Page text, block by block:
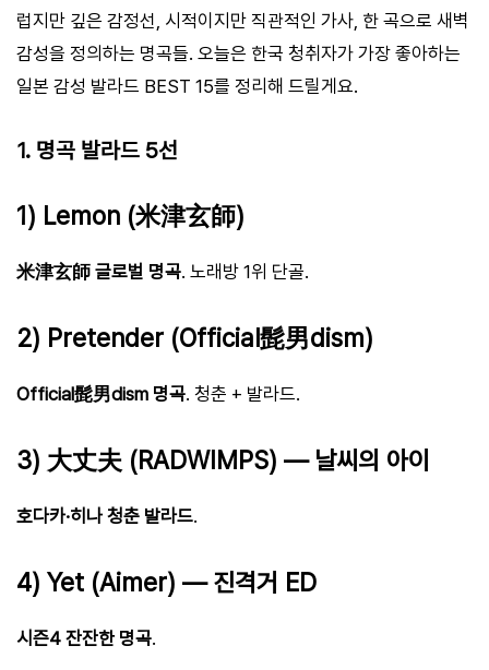
럽지만 깊은 감정선, 시적이지만 직관적인 가사, 한 곡으로 새벽
감성을 정의하는 명곡들. 오늘은 한국 청취자가 가장 좋아하는
일본 감성 발라드 BEST 15를 정리해 드릴게요.
1. 명곡 발라드 5선
1) Lemon (米津玄師)
米津玄師 글로벌 명곡. 노래방 1위 단골.
2) Pretender (Official髭男dism)
Official髭男dism 명곡. 청춘 + 발라드.
3) 大丈夫 (RADWIMPS) — 날씨의 아이
호다카·히나 청춘 발라드.
4) Yet (Aimer) — 진격거 ED
시즌4 잔잔한 명곡.